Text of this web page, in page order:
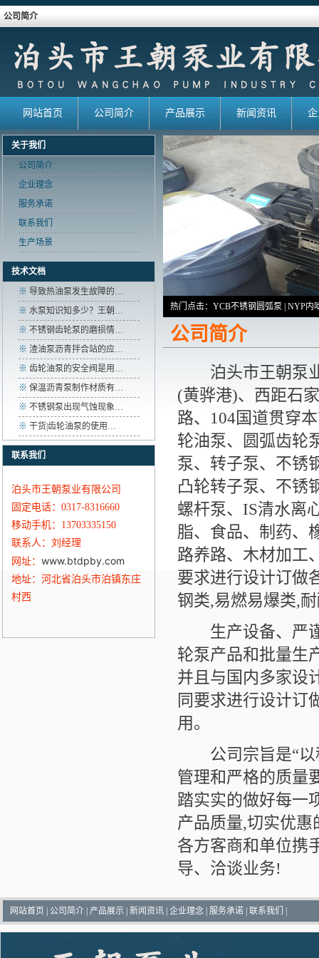
公司简介
网站首页 公司简介 产品展示 新闻资讯
关于我们
公司简介
企业理念
服务承诺
联系我们
生产场景
技术文档
※ 导致热油泵发生故障的…
※ 水泵知识知多少？王朝…
※ 不锈钢齿轮泵的磨损情…
※ 渣油泵沥青拌合站的应…
※ 齿轮油泵的安全阀是用…
※ 保温沥青泵制作材质有…
※ 不锈钢泵出现气蚀现象…
※ 干货|齿轮油泵的使用…
联系我们
泊头市王朝泵业有限公司
固定电话：0317-8316660
移动手机：13703335150
联系人：刘经理
网址： www.btdpby.com
地址：河北省泊头市泊镇东庄
村西
热门点击： YCB不锈钢圆弧泵 NYP内
公司简介
泊头市王朝泵业
(黄骅港)、西距石
路、104国道贯穿
轮油泵、圆弧齿轮
泵、转子泵、不锈
凸轮转子泵、不锈
螺杆泵、IS清水离
脂、食品、制药、
路养路、木材加工
要求进行设计订做
钢类,易燃易爆类,
生产设备、严谨
轮泵产品和批量生
并且与国内多家设
同要求进行设计订
用。
公司宗旨是“以
管理和严格的质量
踏实实的做好每一
产品质量,切实优
各方客商和单位携
导、洽谈业务!
网站首页 公司简介 产品展示 新闻资讯 企业理念 服务承诺 联系我们